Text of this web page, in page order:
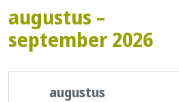
augustus –
september 2026
augustus